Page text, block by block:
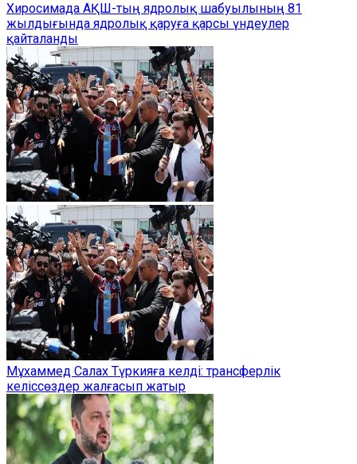
Хиросимада АҚШ-тың ядролық шабуылының 81
жылдығында ядролық қаруға қарсы үндеулер
қайталанды
Мұхаммед Салах Түркияға келді: трансферлік
келіссөздер жалғасып жатыр